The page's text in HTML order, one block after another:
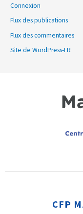
Connexion
Flux des publications
Flux des commentaires
Site de WordPress-FR
CFP